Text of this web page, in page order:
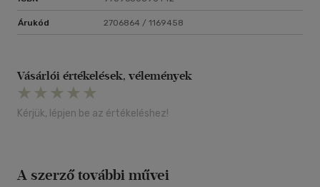
Árukód 2706864 / 1169458
Vásárlói értékelések, vélemények
Kérjük, lépjen be az értékeléshez!
A szerző további művei